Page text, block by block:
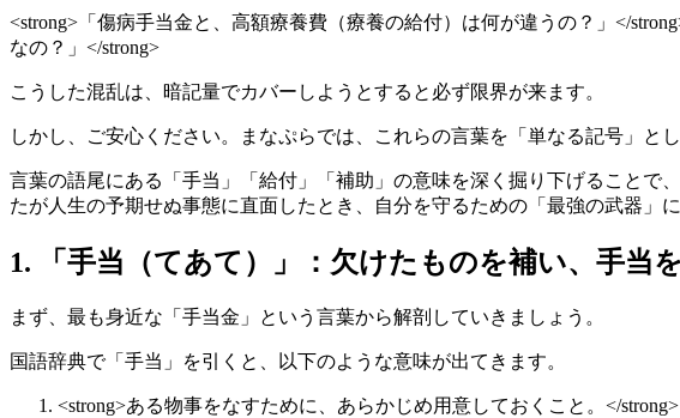
<strong>「傷病手当金と、高額療養費（療養の給付）は何が違うの？」</
なの？」</strong>
こうした混乱は、暗記量でカバーしようとすると必ず限界が来ます。
しかし、ご安心ください。まなぷらでは、これらの言葉を「単なる記号」と
言葉の語尾にある「手当」「給付」「補助」の意味を深く掘り下げること
たが人生の予期せぬ事態に直面したとき、自分を守るための「最強の武器」に
1. 「手当（てあて）」：欠けたものを補い、手当
まず、最も身近な「手当金」という言葉から解剖していきましょう。
国語辞典で「手当」を引くと、以下のような意味が出てきます。
<strong>ある物事をなすために、あらかじめ用意しておくこと。</